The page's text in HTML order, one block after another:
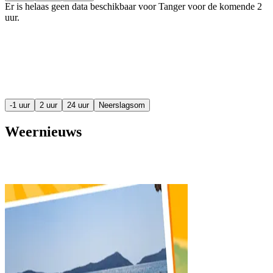
Er is helaas geen data beschikbaar voor Tanger voor de komende 2
uur.
-1 uur 2 uur 24 uur Neerslagsom
Weernieuws